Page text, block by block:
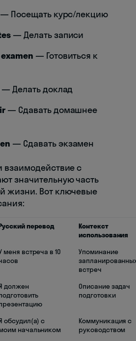
— Посещать курс/лекцию
— Делать записи
— Готовиться к
— Делать доклад
— Сдавать домашнее
— Сдавать экзамен
взаимодействие с
значительную часть
жизни. Вот ключевые
перевод
Контекст
использования
меня встреча в 10
Упоминание
встреч
должен
Описание задач
подготовки
обсудил(а) с
начальником
Коммуникация с
руководством